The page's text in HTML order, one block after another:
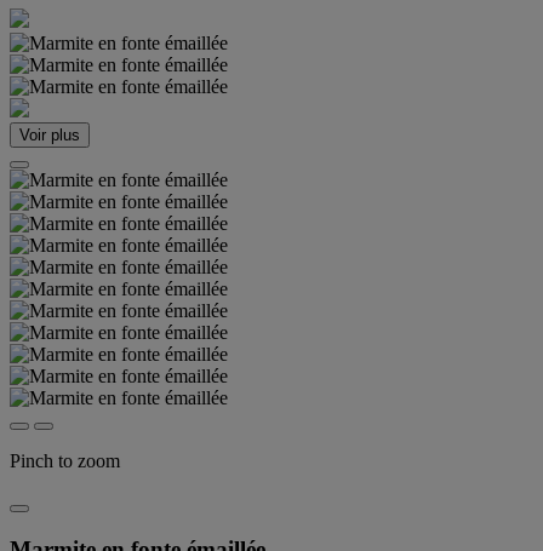
Voir plus
Pinch to zoom